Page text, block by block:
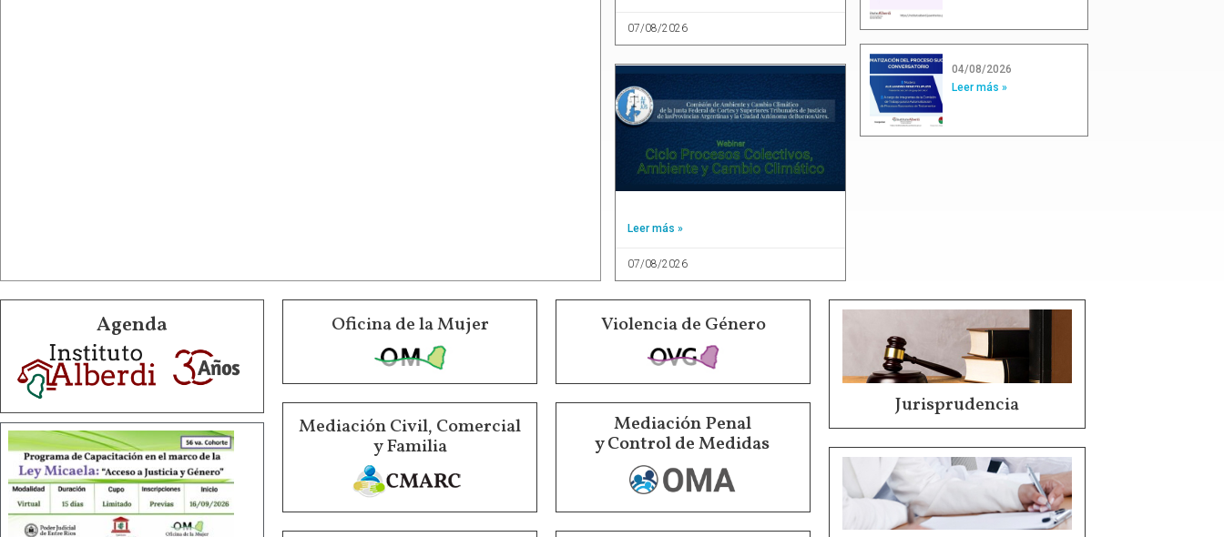
07/08/2026
Leer más »
07/08/2026
04/08/2026
Leer más »
Agenda Oficina de la Mujer Violencia de Género
Mediación Civil, Comercial
y Familia
Mediación Penal
y Control de Medidas
Jurisprudencia